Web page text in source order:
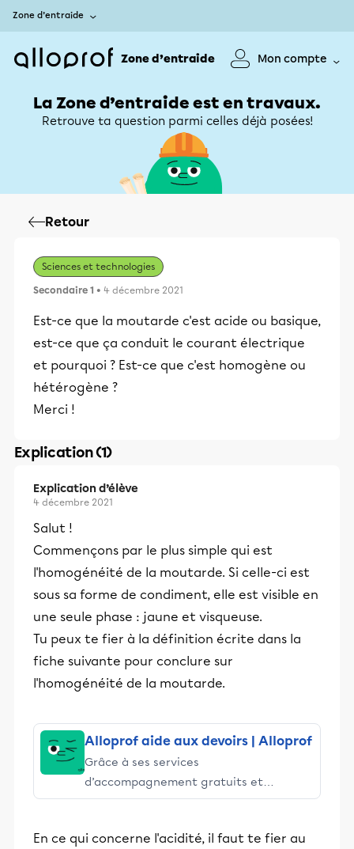
Zone d’entraide
Zone d’entraide Mon compte
La Zone d’entraide est en travaux.
Retrouve ta question parmi celles déjà posées!
Retour
Sciences et technologies
Secondaire 1 • 4 décembre 2021
Est-ce que la moutarde c'est acide ou basique,
est-ce que ça conduit le courant électrique
et pourquoi ? Est-ce que c'est homogène ou
hétérogène ?
Merci !
Explication (1)
Explication d’élève
4 décembre 2021
Salut !
Commençons par le plus simple qui est
l'homogénéité de la moutarde. Si celle-ci est
sous sa forme de condiment, elle est visible en
une seule phase : jaune et visqueuse.
Tu peux te fier à la définition écrite dans la
fiche suivante pour conclure sur
l'homogénéité de la moutarde.
Alloprof aide aux devoirs | Alloprof
Grâce à ses services
d’accompagnement gratuits et
stimulants, Alloprof engage les élèves
éducative.
En ce qui concerne l'acidité, il faut te fier au